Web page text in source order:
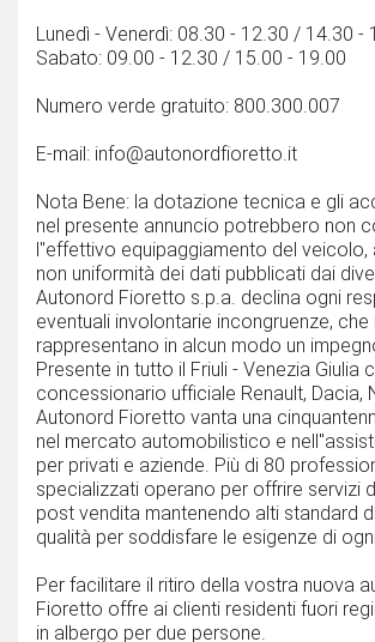
Lunedì - Venerdì: 08.30 - 12.30 / 14.30 -
Sabato: 09.00 - 12.30 / 15.00 - 19.00
Numero verde gratuito: 800.300.007
E-mail: info@autonordfioretto.it
Nota Bene: la dotazione tecnica e gli
nel presente annuncio potrebbero non
l''effettivo equipaggiamento del veicolo,
non uniformità dei dati pubblicati dai
Autonord Fioretto s.p.a. declina ogni
eventuali involontarie incongruenze, che
rappresentano in alcun modo un
Presente in tutto il Friuli - Venezia Giulia
concessionario ufficiale Renault, Dacia,
Autonord Fioretto vanta una
nel mercato automobilistico e
per privati e aziende. Più di 80
specializzati operano per offrire servizi
post vendita mantenendo alti standard
qualità per soddisfare le esigenze di
Per facilitare il ritiro della vostra nuova
Fioretto offre ai clienti residenti fuori
in albergo per due persone.